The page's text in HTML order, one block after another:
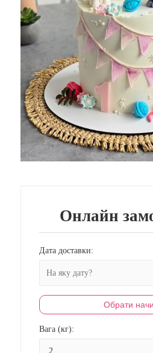
Онлайн
Дата доставки:
Обрати
Вага (кг):